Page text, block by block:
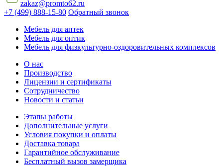
zakaz@promto62.ru
+7 (499) 888-15-80 Обратный звонок
Мебель для аптек
Мебель для оптик
Мебель для физкультурно-оздоровительных комплексов
О нас
Производство
Лицензии и сертификаты
Сотрудничество
Новости и статьи
Этапы работы
Дополнительные услуги
Условия покупки и оплаты
Доставка товара
Гарантийное обслуживание
Бесплатный вызов замерщика